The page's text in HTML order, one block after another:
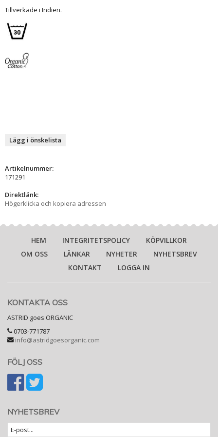
Tillverkade i Indien.
Lägg i önskelista
Artikelnummer:
171291
Direktlänk:
Högerklicka och kopiera adressen
HEM INTEGRITETSPOLICY
KÖPVILLKOR
OM OSS
LÄNKAR NYHETER
NYHETSBREV
KONTAKT
LOGGA IN
KONTAKTA OSS
ASTRID goes ORGANIC
0703-771787
info@astridgoesorganic.com
FÖLJ OSS
NYHETSBREV